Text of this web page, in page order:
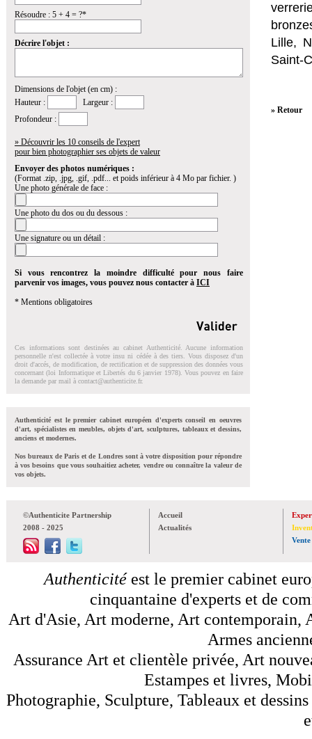
Résoudre : 5 + 4 = ?*
Décrire l'objet :
Dimensions de l'objet (en cm) :
Hauteur :
Largeur :
Profondeur :
» Découvrir les 10 conseils de l'expert
pour bien photographier ses objets de valeur
Envoyer des photos numériques :
(Format .zip, .jpg, .gif, .pdf... et poids inférieur à 4 Mo par fichier. )
Une photo générale de face :
Une photo du dos ou du dessous :
Une signature ou un détail :
Si vous rencontrez la moindre difficulté pour nous faire
parvenir vos images, vous pouvez nous contacter à ICI
* Mentions obligatoires
Ces informations sont destinées au cabinet Authenticité. Aucune information
personnelle n'est collectée à votre insu ni cédée à des tiers. Vous disposez d'un
droit d'accés, de modification, de rectification et de suppression des données vous
concernant (loi Informatique et Libertés du 6 janvier 1978). Vous pouvez en faire
la demande par mail à contact@authenticite.fr.
Authenticité est le premier cabinet européen d'experts conseil en oeuvres
d'art, spécialistes en meubles, objets d'art, sculptures, tableaux et dessins,
anciens et modernes.
Nos bureaux de Paris et de Londres sont à votre disposition pour répondre
à vos besoins que vous souhaitiez acheter, vendre ou connaître la valeur de
vos objets.
Lille,
Saint-
» Retour
©Authenticite Partnership
2008 - 2025
Accueil
Actualités
Vente
Authenticitéest le premier cabinet
cinquantaine d'experts et de
Art d'Asie, Art moderne, Art contemporain,
Armes
Assurance Art et clientèle privée, Art
Estampes et livres,
Photographie, Sculpture, Tableaux et